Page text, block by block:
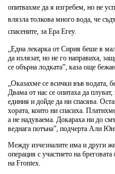
опитвахме да я изгребем, но не
влязла толкова много вода, че
спасените, за Ера Егеу.
„Една лекарка от Сирия беше в
да излязат, но не го направиха,
се обърна лодката”, каза още
„Оказахме се всички във водата,
Двама от нас се опитаха да
единия и дойде да ни спасява.
хората, които ни спасиха.
а не надуваема. Докараха ни до
веднага потъна”, подчерта Али
Между изчезналите има и други
операция с участието на
на Frontex.